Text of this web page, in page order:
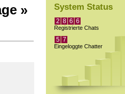
»
System Status
2 8 6 6
Registrierte Chats
5 7
Eingeloggte Chatter